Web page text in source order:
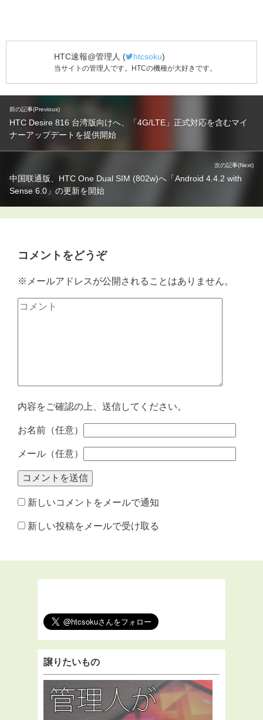
HTC速報@管理人 ( htcsoku)
当サイトの管理人です。HTCの機種が大好きです。
前の記事(Previous)
HTC Desire 816 台湾版向けへ、「4G/LTE」正式対応を含むマイ
ナーアップデートを提供開始
次の記事(Next)
中国联通版、HTC One Dual SIM (802w)へ「Android 4.4.2 with
Sense 6.0」の更新を開始
コメントをどうぞ
※メールアドレスが公開されることはありません。
内容をご確認の上、送信してください。
お名前（任意）
メール（任意）
新しいコメントをメールで通知
新しい投稿をメールで受け取る
譲りたいもの